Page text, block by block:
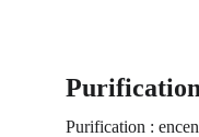
Purification :